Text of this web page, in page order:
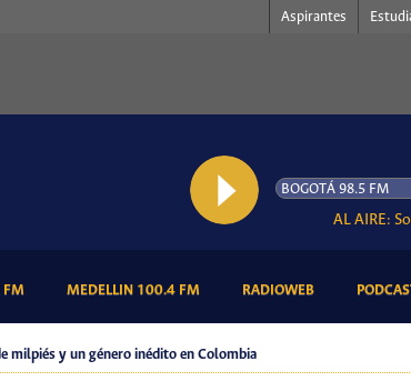
Aspirantes
AL AIRE:
FM(CURRENT)MEDELLIN 100.4 FM(CURRENT)RADIOWEB(CURRENT)
milpiés y un género inédito en Colombia